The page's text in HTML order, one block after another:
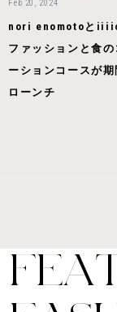
Feb 20, 2024
nori enomotoとiiiio
ファッションと食の
ーションコースが
ローンチ
FEA